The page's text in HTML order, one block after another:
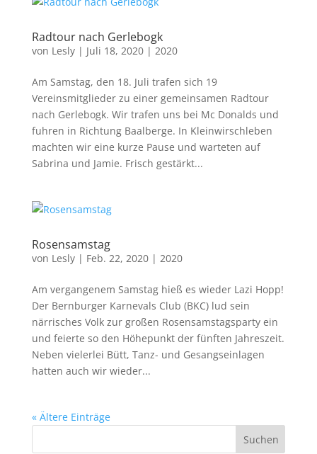
Radtour nach Gerlebogk
von Lesly| Juli 18, 2020| 2020
Am Samstag, den 18. Juli trafen sich 19
Vereinsmitglieder zu einer gemeinsamen Radtour
nach Gerlebogk. Wir trafen uns bei Mc Donalds und
fuhren in Richtung Baalberge. In Kleinwirschleben
machten wir eine kurze Pause und warteten auf
Sabrina und Jamie. Frisch gestärkt...
Rosensamstag
von Lesly| Feb. 22, 2020| 2020
Am vergangenem Samstag hieß es wieder Lazi Hopp!
Der Bernburger Karnevals Club (BKC) lud sein
närrisches Volk zur großen Rosensamstagsparty ein
und feierte so den Höhepunkt der fünften Jahreszeit.
Neben vielerlei Bütt, Tanz- und Gesangseinlagen
hatten auch wir wieder...
« Ältere Einträge